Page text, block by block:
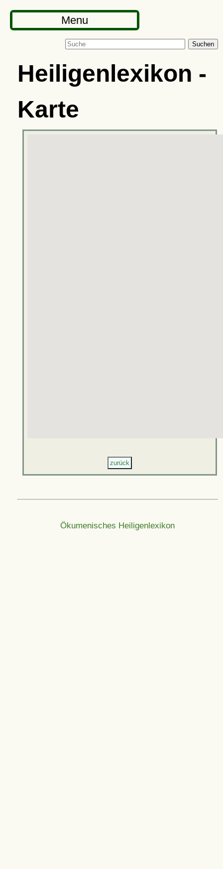
Menu
Suchen
Heiligenlexikon -
Karte
Ökumenisches Heiligenlexikon